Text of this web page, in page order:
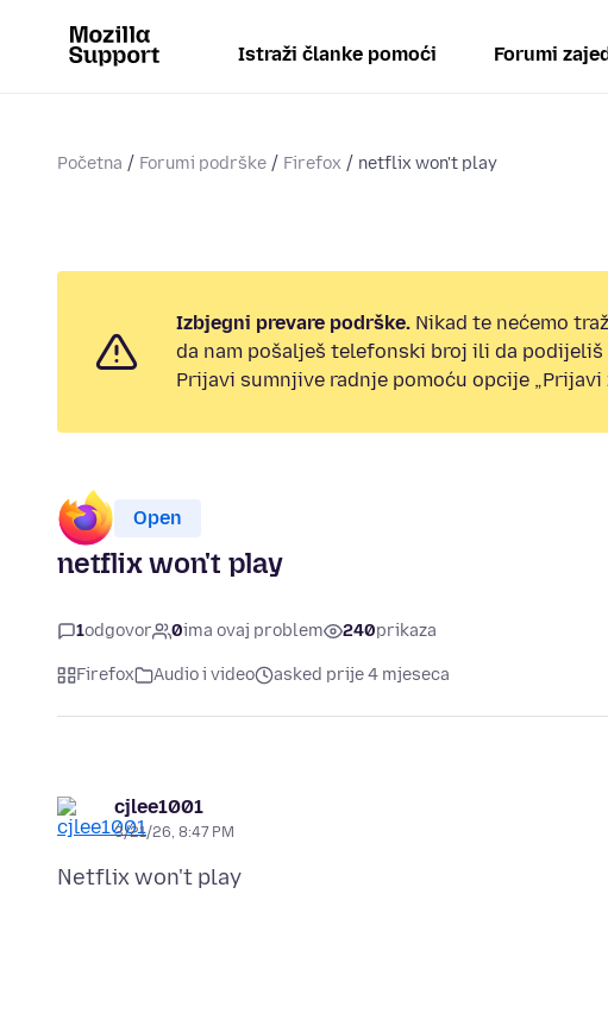
Istraži članke pomoći Forumi
Početna Forumi podrške Firefox netflix won't play
Izbjegni prevare podrške. Nikad te nećemo
da nam pošalješ telefonski broj ili da podijeliš
Prijavi sumnjive radnje pomoću opcije „Prijavi
Open
netflix won't play
1odgovor 0ima ovaj problem 240prikaza
Firefox Audio i video asked prije 4 mjeseca
cjlee1001
3/21/26, 8:47 PM